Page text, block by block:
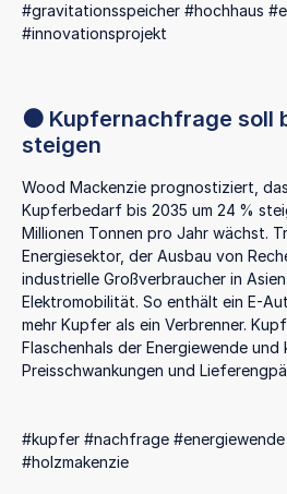
#gravitationsspeicher #hochhaus
#innovationsprojekt
🟠 Kupfernachfrage soll
steigen
Wood Mackenzie prognostiziert,
Kupferbedarf bis 2035 um 24 %
Millionen Tonnen pro Jahr wächst.
Energiesektor, der Ausbau von
industrielle Großverbraucher in
Elektromobilität. So enthält ein E-
mehr Kupfer als ein Verbrenner.
Flaschenhals der Energiewende
Preisschwankungen und
#kupfer #nachfrage
#holzmakenzie